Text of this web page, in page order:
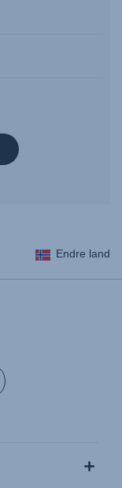
Endre land